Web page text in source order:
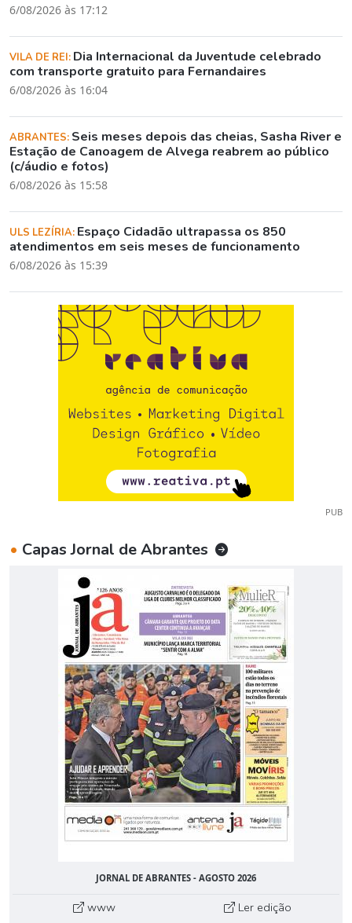
6/08/2026 às 17:12
VILA DE REI: Dia Internacional da Juventude celebrado
com transporte gratuito para Fernandaires
6/08/2026 às 16:04
ABRANTES: Seis meses depois das cheias, Sasha River e
Estação de Canoagem de Alvega reabrem ao público
(c/áudio e fotos)
6/08/2026 às 15:58
ULS LEZÍRIA: Espaço Cidadão ultrapassa os 850
atendimentos em seis meses de funcionamento
6/08/2026 às 15:39
PUB
• Capas Jornal de Abrantes
JORNAL DE ABRANTES - AGOSTO 2026
www Ler edição